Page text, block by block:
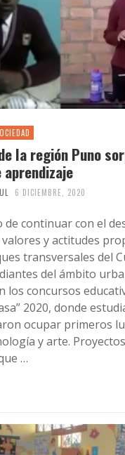
la región Puno
6 DICIEMBRE, 2020
de continuar con el
y actitudes
transversales del
del ámbito
los concursos
2020, donde
ocupar primeros
y arte.
…